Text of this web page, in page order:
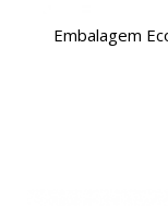
Embalagem